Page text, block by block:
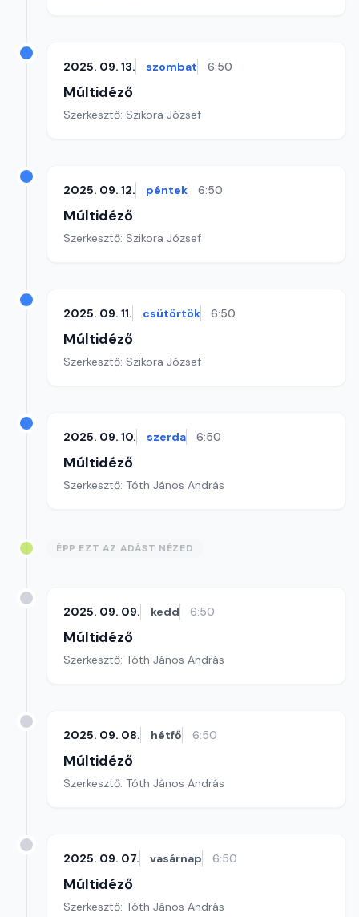
2025. 09. 13. szombat 6:50
Múltidéző
Szerkesztő: Szikora József
2025. 09. 12. péntek 6:50
Múltidéző
Szerkesztő: Szikora József
2025. 09. 11. csütörtök 6:50
Múltidéző
Szerkesztő: Szikora József
2025. 09. 10. szerda 6:50
Múltidéző
Szerkesztő: Tóth János András
ÉPP EZT AZ ADÁST NÉZED
2025. 09. 09. kedd 6:50
Múltidéző
Szerkesztő: Tóth János András
2025. 09. 08. hétfő 6:50
Múltidéző
Szerkesztő: Tóth János András
2025. 09. 07. vasárnap 6:50
Múltidéző
Szerkesztő: Tóth János András